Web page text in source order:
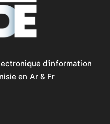
d'information
en Ar & Fr